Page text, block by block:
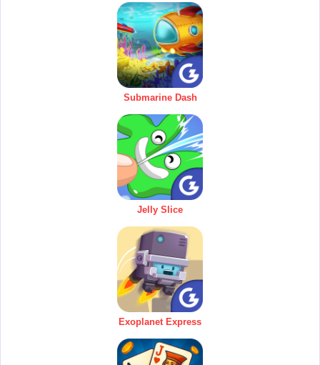
Submarine Dash
Jelly Slice
Exoplanet Express